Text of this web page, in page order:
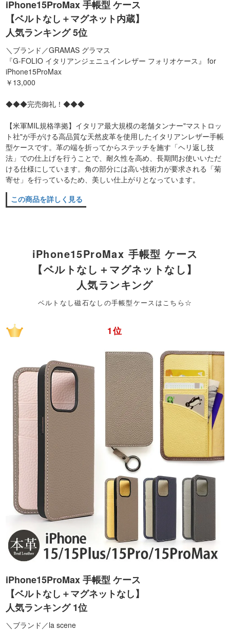
iPhone15ProMax 手帳型 ケース
【ベルトなし＋マグネット内蔵】
人気ランキング 5位
＼ブランド／GRAMAS グラマス
『G-FOLIO イタリアンジェニュインレザー フォリオケース』 for
iPhone15ProMax
￥13,000
◆◆◆完売御礼！◆◆◆
【米軍MIL規格準拠】イタリア最大規模の老舗タンナー"マストロッ
ト社"が手がける高品質な天然皮革を使用したイタリアンレザー手帳
型ケースです。革の端を折ってからステッチを施す「ヘリ返し技
法」での仕上げを行うことで、耐久性を高め、長期間お使いいただ
ける仕様にしています。角の部分には高い技術力が要求される「菊
寄せ」を行っているため、美しい仕上がりとなっています。
この商品を詳しく見る
iPhone15ProMax 手帳型 ケース
【ベルトなし＋マグネットなし】
人気ランキング
ベルトなし磁石なしの手帳型ケースはこちら☆
1位
iPhone15ProMax 手帳型 ケース
【ベルトなし＋マグネットなし】
人気ランキング 1位
＼ブランド／la scene